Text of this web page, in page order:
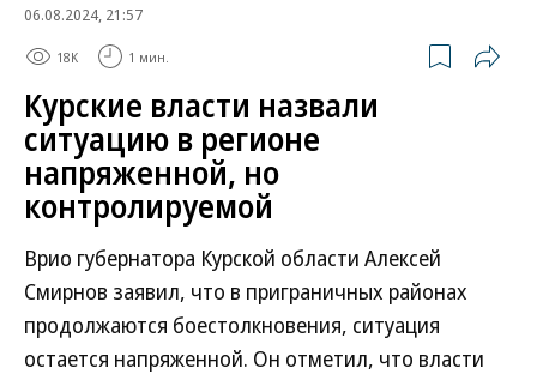
06.08.2024, 21:57
18K 1 мин.
Курские власти назвали
ситуацию в регионе
напряженной, но
контролируемой
Врио губернатора Курской области Алексей
Смирнов заявил, что в приграничных районах
продолжаются боестолкновения, ситуация
остается напряженной. Он отметил, что власти